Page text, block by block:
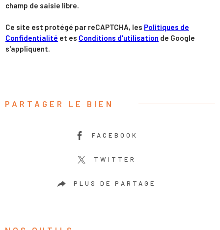
champ de saisie libre.
Ce site est protégé par reCAPTCHA, les Politiques de
Confidentialité et es Conditions d'utilisation de Google
s'appliquent.
PARTAGER LE BIEN
FACEBOOK
TWITTER
PLUS DE PARTAGE